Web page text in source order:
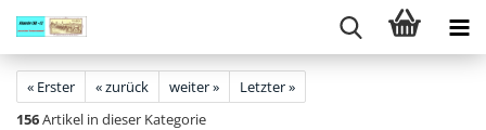
« Erster « zurück weiter »
Letzter »
156Artikel in dieser Kategorie